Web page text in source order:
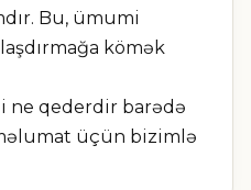
Bu, ümumi
kömək
ne qederdir barədə
üçün bizimlə